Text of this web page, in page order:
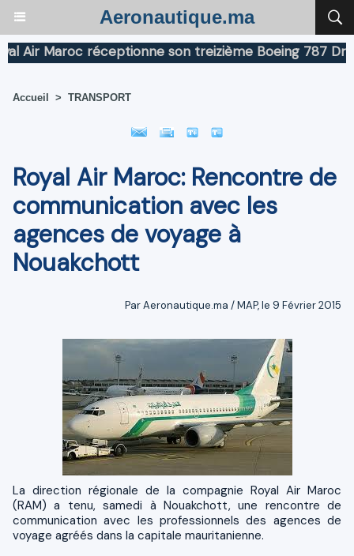
Aeronautique.ma
Maroc réceptionne son treizième Boeing 787
Accueil > TRANSPORT
Royal Air Maroc: Rencontre de
communication avec les
agences de voyage à
Nouakchott
Par Aeronautique.ma / MAP, le 9 Février 2015
La direction régionale de la compagnie Royal Air Maroc
(RAM) a tenu, samedi à Nouakchott, une rencontre de
communication avec les professionnels des agences de
voyage agréés dans la capitale mauritanienne.